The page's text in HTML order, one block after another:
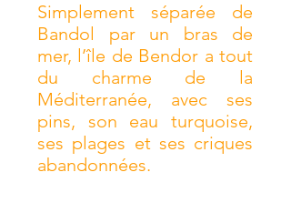
Simplement séparée de
Bandol par un bras de
mer, l’île de Bendor a tout
du charme de la
Méditerranée, avec ses
pins, son eau turquoise,
ses plages et ses criques
abandonnées.